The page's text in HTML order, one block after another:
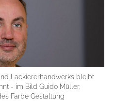
Lackiererhandwerks bleibt
- im Bild Guido Müller,
Farbe Gestaltung